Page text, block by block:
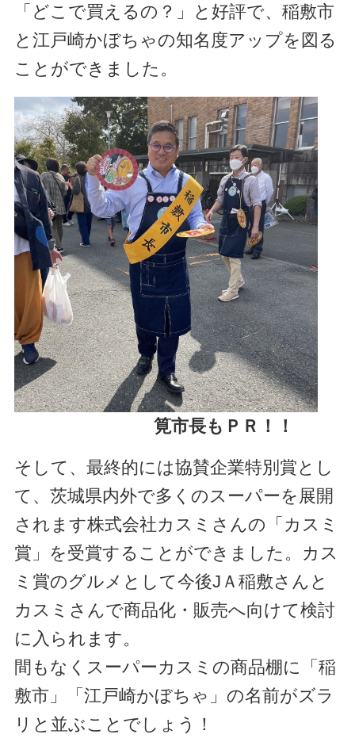
「どこで買えるの？」と好評で、稲敷市
と江戸崎かぼちゃの知名度アップを図る
ことができました。
筧市長もＰＲ！！
そして、最終的には協賛企業特別賞とし
て、茨城県内外で多くのスーパーを展開
されます株式会社カスミさんの「カスミ
賞」を受賞することができました。カス
ミ賞のグルメとして今後JＡ稲敷さんと
カスミさんで商品化・販売へ向けて検討
に入られます。
間もなくスーパーカスミの商品棚に「稲
敷市」「江戸崎かぼちゃ」の名前がズラ
リと並ぶことでしょう！